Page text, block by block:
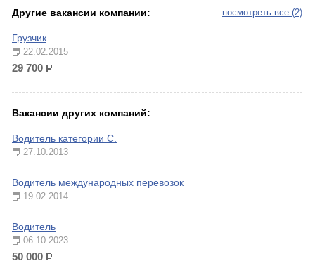
посмотреть все (2)
Другие вакансии компании:
Грузчик
22.02.2015
29 700 р.
Вакансии других компаний:
Водитель категории С.
27.10.2013
Водитель международных перевозок
19.02.2014
Водитель
06.10.2023
50 000 р.